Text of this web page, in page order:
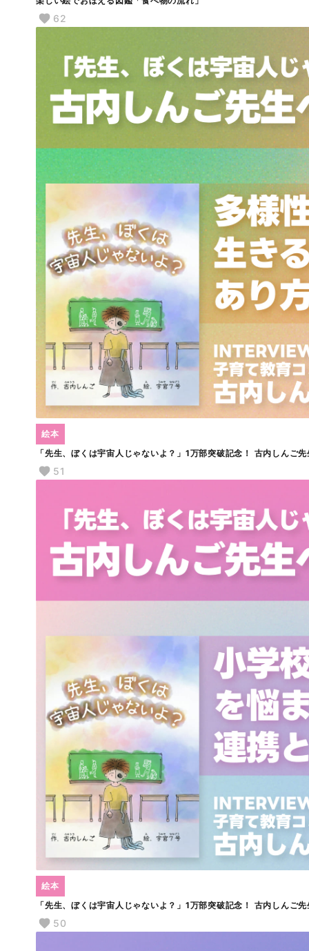
62
「先生、ぼくは宇宙人じゃないよ？」1万部突破記念！ 古内しんご
絵本
51
「先生、ぼくは宇宙人じゃないよ？」1万部突破記念！ 古内しんご
絵本
50